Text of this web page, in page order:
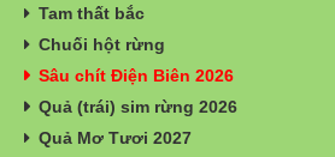
Tam thất bắc
Chuối hột rừng
Sâu chít Điện Biên 2026
Quả (trái) sim rừng 2026
Quả Mơ Tươi 2027